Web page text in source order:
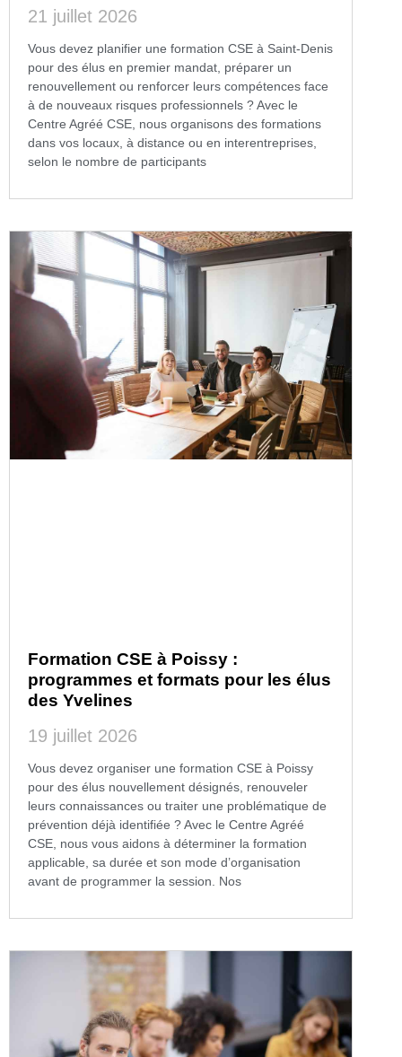
21 juillet 2026
Vous devez planifier une formation CSE à Saint-Denis
pour des élus en premier mandat, préparer un
renouvellement ou renforcer leurs compétences face
à de nouveaux risques professionnels ? Avec le
Centre Agréé CSE, nous organisons des formations
dans vos locaux, à distance ou en interentreprises,
selon le nombre de participants
Formation CSE à Poissy :
programmes et formats pour les élus
des Yvelines
19 juillet 2026
Vous devez organiser une formation CSE à Poissy
pour des élus nouvellement désignés, renouveler
leurs connaissances ou traiter une problématique de
prévention déjà identifiée ? Avec le Centre Agréé
CSE, nous vous aidons à déterminer la formation
applicable, sa durée et son mode d’organisation
avant de programmer la session. Nos